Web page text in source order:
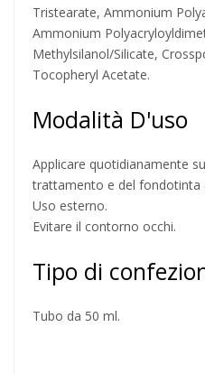
Tristearate, Ammonium
Ammonium
Methylsilanol/Silicate,
Tocopheryl Acetate.
Modalità D'uso
Applicare quotidianamente
trattamento e del fondotinta
Uso esterno.
Evitare il contorno occhi.
Tipo di
Tubo da 50 ml.